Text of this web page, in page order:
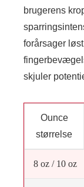
brugerens
forårsager
skjuler
Ounce
størrelse
8 oz / 10 oz